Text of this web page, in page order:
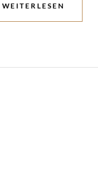
WEITERLESEN